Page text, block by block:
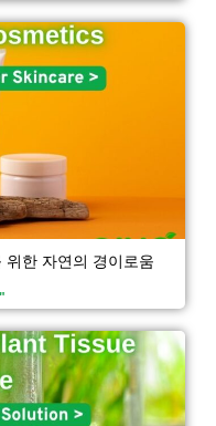
한 자연의 경이로움